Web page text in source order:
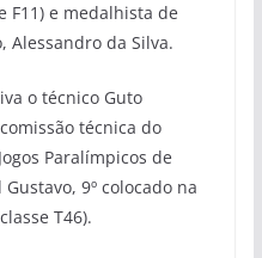
F11) e medalhista de
Alessandro da Silva.
o técnico Guto
técnica do
Paralímpicos de
9º colocado na
T46).